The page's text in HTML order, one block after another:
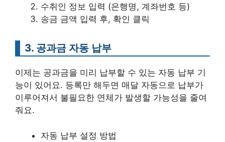
수취인 정보 입력 (은행명, 계좌번호 등)
송금 금액 입력 후, 확인 클릭
3. 공과금 자동 납부
이제는 공과금을 미리 납부할 수 있는 자동 납부 기
능이 있어요. 등록만 해두면 매달 자동으로 납부가
이루어져서 불필요한 연체가 발생할 가능성을 줄여
줘요.
자동 납부 설정 방법